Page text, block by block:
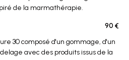
de la marmathérapie.
90 €
30 composé d'un gommage, d'un
avec des produits issus de la